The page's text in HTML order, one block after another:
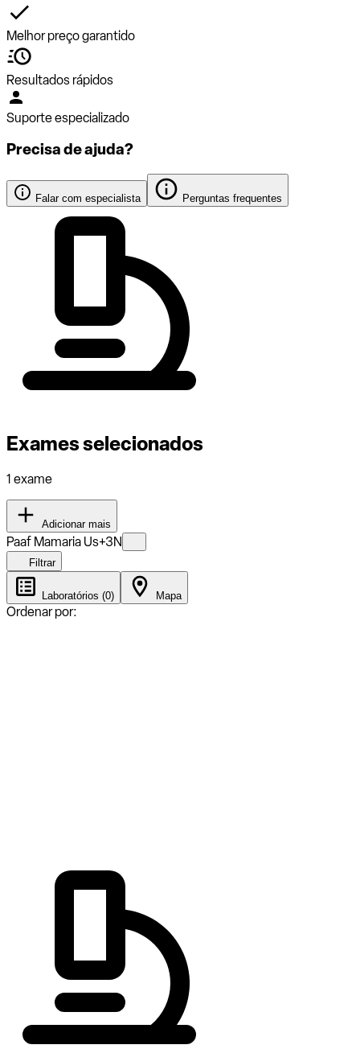
Melhor preço garantido
Resultados rápidos
Suporte especializado
Precisa de ajuda?
Falar com especialista Perguntas frequentes
Exames selecionados
1 exame
Adicionar mais
Paaf Mamaria Us+3N
Filtrar
Laboratórios (0) Mapa
Ordenar por: